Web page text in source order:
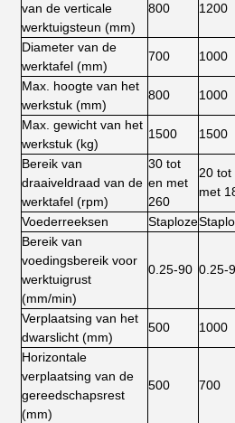
van de verticale
werktuigsteun (mm)
800 1200
Diameter van de
werktafel (mm)
700 1000
Max. hoogte van het
werkstuk (mm)
800 1000
Max. gewicht van het
werkstuk (kg)
1500 1500
Bereik van
draaiveldraad van de
werktafel (rpm)
30 tot
en met
260
20 tot
met
Voederreeksen Staploze
Bereik van
voedingsbereik voor
werktuigrust
(mm/min)
0.25-90 0.25-
Verplaatsing van het
dwarslicht (mm)
500 1000
Horizontale
verplaatsing van de
gereedschapsrest
(mm)
500 700